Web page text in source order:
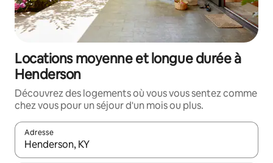
Locations moyenne et longue durée à
Henderson
Découvrez des logements où vous vous sentez comme
chez vous pour un séjour d'un mois ou plus.
Adresse
Lorsque les résultats s'affichent, utilisez les flèches vers le